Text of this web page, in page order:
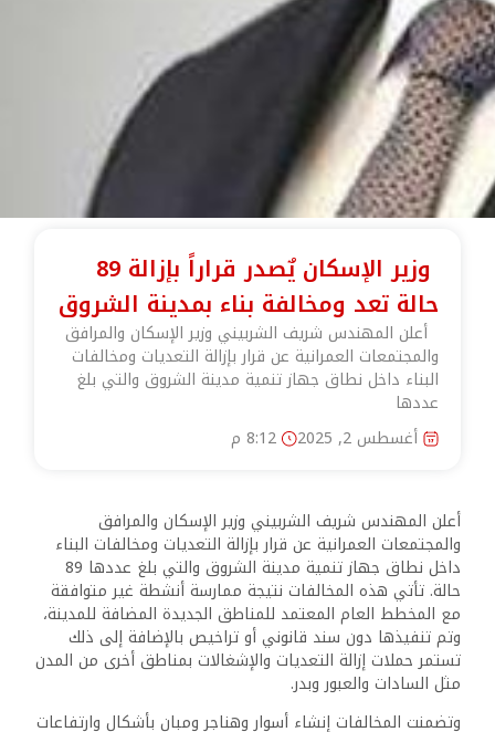
وزير الإسكان يٌصدر قراراً بإزالة 89
حالة تعد ومخالفة بناء بمدينة الشروق
أعلن المهندس شريف الشربيني وزير الإسكان والمرافق
والمجتمعات العمرانية عن قرار بإزالة التعديات ومخالفات
البناء داخل نطاق جهاز تنمية مدينة الشروق والتي بلغ
عددها
أغسطس 2, 2025
8:12 م
أعلن المهندس شريف الشربيني وزير الإسكان والمرافق
والمجتمعات العمرانية عن قرار بإزالة التعديات ومخالفات البناء
داخل نطاق جهاز تنمية مدينة الشروق والتي بلغ عددها 89
حالة. تأتي هذه المخالفات نتيجة ممارسة أنشطة غير متوافقة
مع المخطط العام المعتمد للمناطق الجديدة المضافة للمدينة،
وتم تنفيذها دون سند قانوني أو تراخيص بالإضافة إلى ذلك
تستمر حملات إزالة التعديات والإشغالات بمناطق أخرى من المدن
مثل السادات والعبور وبدر.
وتضمنت المخالفات إنشاء أسوار وهناجر ومبانٍ بأشكال وارتفاعات